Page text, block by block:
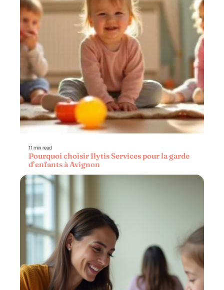
11 min read
Pourquoi choisir Ilytis Services pour la garde
d’enfants à Avignon